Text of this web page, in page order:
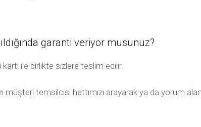
garanti veriyor musunuz?
ile birlikte sizlere teslim edilir.
müşteri temsilcisi hattımızı arayarak ya da yorum